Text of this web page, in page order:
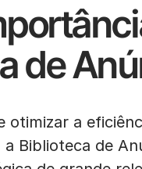
de
otimizar a
Biblioteca de